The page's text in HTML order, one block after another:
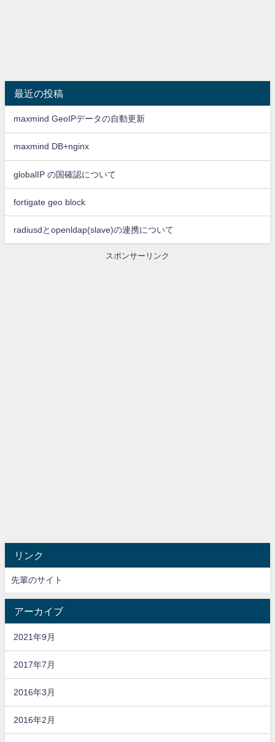
最近の投稿
maxmind GeoIPデータの自動更新
maxmind DB+nginx
globalIP の国確認について
fortigate geo block
radiusdとopenldap(slave)の連携について
スポンサーリンク
リンク
先輩のサイト
アーカイブ
2021年9月
2017年7月
2016年3月
2016年2月